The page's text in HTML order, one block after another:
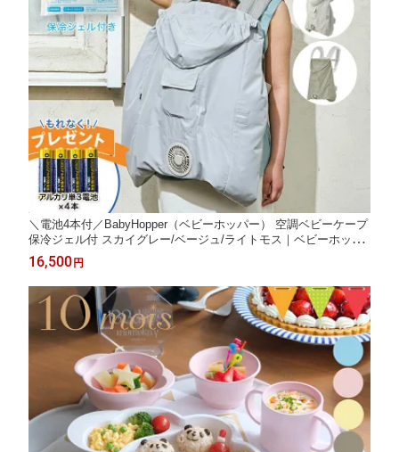
＼電池4本付／BabyHopper（ベビーホッパー） 空調ベビーケープ
保冷ジェル付 スカイグレー/ベージュ/ライトモス｜ベビーホッパ
ー 空調ベビーケープ 抱っこ紐ケープ ベビーカー ファン付ケープ
暑さ対策 熱中症対策 UVカット 紫外線 RSLN
16,500 円